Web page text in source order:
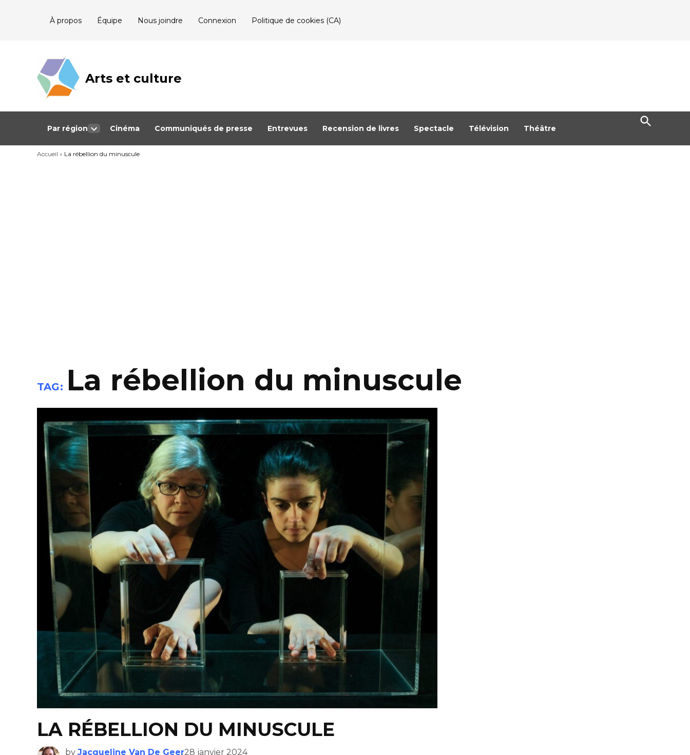
À propos Équipe Nous joindre Connexion Politique de cookies (CA)
Arts et culture
Journalisme
Québec
Par région
dropdown
menu
Cinéma Communiqués de presse Entrevues Recension de livres Spectacle Télévision Théâtre
Open
Search
Accueil » La rébellion du minuscule
TAG: La rébellion du minuscule
LA RÉBELLION DU MINUSCULE
by Jacqueline Van De Geer28 janvier 2024